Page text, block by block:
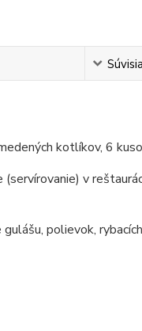
kotlíkov, 6
v
polievok,